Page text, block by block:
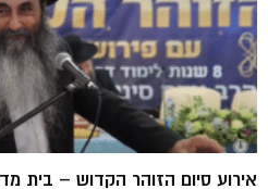
אירוע סיום הזוהר הקדוש – בית